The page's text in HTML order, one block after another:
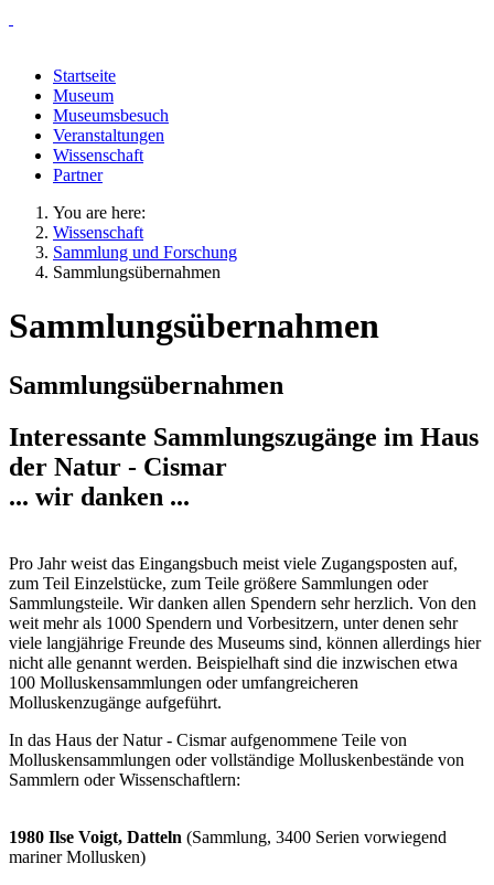
Startseite
Museum
Museumsbesuch
Veranstaltungen
Wissenschaft
Partner
You are here:
Wissenschaft
Sammlung und Forschung
Sammlungsübernahmen
Sammlungsübernahmen
Sammlungsübernahmen
Interessante Sammlungszugänge im Haus
der Natur - Cismar
... wir danken ...
Pro Jahr weist das Eingangsbuch meist viele Zugangsposten auf,
zum Teil Einzelstücke, zum Teile größere Sammlungen oder
Sammlungsteile. Wir danken allen Spendern sehr herzlich. Von den
weit mehr als 1000 Spendern und Vorbesitzern, unter denen sehr
viele langjährige Freunde des Museums sind, können allerdings hier
nicht alle genannt werden. Beispielhaft sind die inzwischen etwa
100 Molluskensammlungen oder umfangreicheren
Molluskenzugänge aufgeführt.
In das Haus der Natur - Cismar aufgenommene Teile von
Molluskensammlungen oder vollständige Molluskenbestände von
Sammlern oder Wissenschaftlern:
1980 Ilse Voigt, Datteln (Sammlung, 3400 Serien vorwiegend
mariner Mollusken)